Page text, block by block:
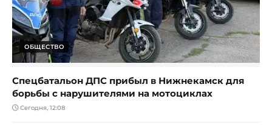
ОБЩЕСТВО
Спецбатальон ДПС прибыл в Нижнекамск для
борьбы с нарушителями на мотоциклах
Сегодня, 12:08